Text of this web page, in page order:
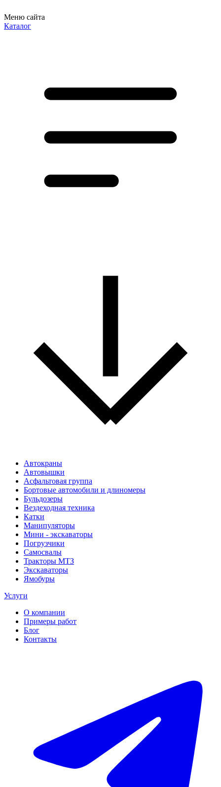
Меню сайта
Каталог
Автокраны
Автовышки
Асфальтовая группа
Бортовые автомобили и длиномеры
Бульдозеры
Вездеходная техника
Катки
Манипуляторы
Мини - экскаваторы
Погрузчики
Самосвалы
Тракторы МТЗ
Экскаваторы
Ямобуры
Услуги
О компании
Примеры работ
Блог
Контакты